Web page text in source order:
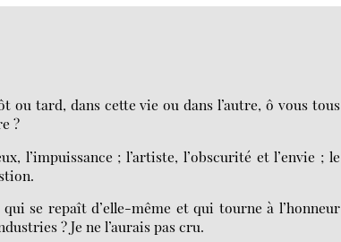
ou tard, dans cette vie ou dans l’autre, ô vous tous
?
l’impuissance ; l’artiste, l’obscurité et l’envie ; le
se repaît d’elle-même et qui tourne à l’honneur
? Je ne l’aurais pas cru.